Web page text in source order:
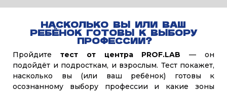
НАСКОЛЬКО ВЫ ИЛИ ВАШ
РЕБЁНОК ГОТОВЫ К ВЫБОРУ
ПРОФЕССИИ?
Пройдите тест от центра PROF.LAB — он
подойдёт и подросткам, и взрослым. Тест покажет,
насколько вы (или ваш ребёнок) готовы к
осознанному выбору профессии и какие зоны